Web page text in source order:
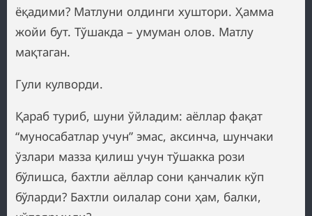
ёқадими? Матлуни олдинги хуштори. Ҳамма
жойи бут. Тўшакда – умуман олов. Матлу
мақтаган.
Гули кулворди.
Қараб туриб, шуни ўйладим: аёллар фақат
“муносабатлар учун” эмас, аксинча, шунчаки
ўзлари мазза қилиш учун тўшакка рози
бўлишса, бахтли аёллар сони қанчалик кўп
бўларди? Бахтли оилалар сони ҳам, балки,